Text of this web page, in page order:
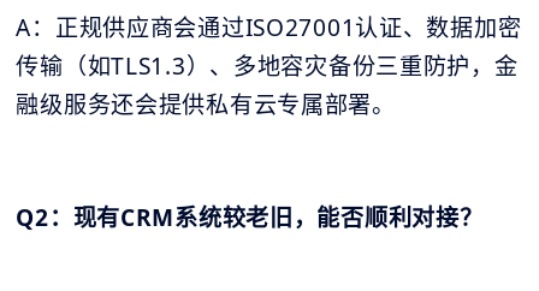
A：正规供应商会通过ISO27001认证、数据加密
传输（如TLS1.3）、多地容灾备份三重防护，金
融级服务还会提供私有云专属部署。
Q2：现有CRM系统较老旧，能否顺利对接？